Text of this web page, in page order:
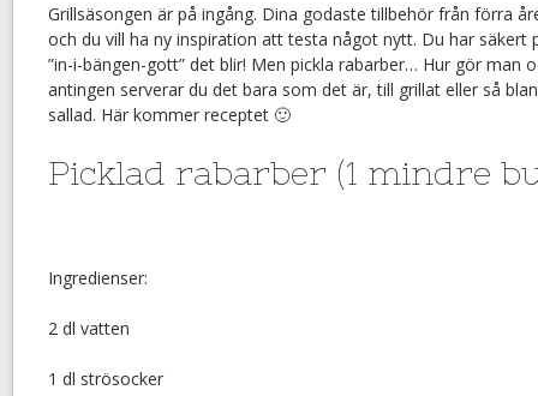
Grillsäsongen är på ingång. Dina godaste tillbehör från förra
och du vill ha ny inspiration att testa något nytt. Du har säkert
”in-i-bängen-gott” det blir! Men pickla rabarber… Hur gör man
antingen serverar du det bara som det är, till grillat eller så
sallad. Här kommer receptet 🙂
Picklad rabarber (1 mindre
Ingredienser:
2 dl vatten
1 dl strösocker